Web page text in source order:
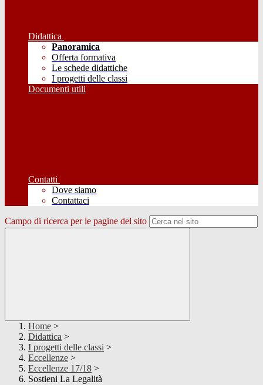
Didattica
Panoramica
Offerta formativa
Le schede didattiche
I progetti delle classi
Documenti utili
Contatti
Dove siamo
Contattaci
Campo di ricerca per le pagine del sito
Home >
Didattica >
I progetti delle classi >
Eccellenze >
Eccellenze 17/18 >
Sostieni La Legalità